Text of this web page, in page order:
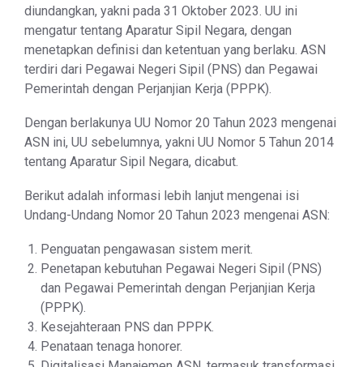
diundangkan, yakni pada 31 Oktober 2023. UU ini
mengatur tentang Aparatur Sipil Negara, dengan
menetapkan definisi dan ketentuan yang berlaku. ASN
terdiri dari Pegawai Negeri Sipil (PNS) dan Pegawai
Pemerintah dengan Perjanjian Kerja (PPPK).
Dengan berlakunya UU Nomor 20 Tahun 2023 mengenai
ASN ini, UU sebelumnya, yakni UU Nomor 5 Tahun 2014
tentang Aparatur Sipil Negara, dicabut.
Berikut adalah informasi lebih lanjut mengenai isi
Undang-Undang Nomor 20 Tahun 2023 mengenai ASN:
Penguatan pengawasan sistem merit.
Penetapan kebutuhan Pegawai Negeri Sipil (PNS)
dan Pegawai Pemerintah dengan Perjanjian Kerja
(PPPK).
Kesejahteraan PNS dan PPPK.
Penataan tenaga honorer.